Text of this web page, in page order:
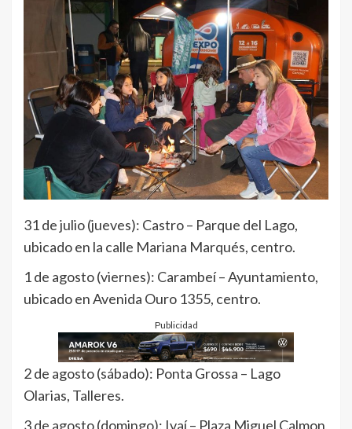
31 de julio (jueves): Castro – Parque del Lago,
ubicado en la calle Mariana Marqués, centro.
1 de agosto (viernes): Carambeí – Ayuntamiento,
ubicado en Avenida Ouro 1355, centro.
Publicidad
2 de agosto (sábado): Ponta Grossa – Lago
Olarias, Talleres.
3 de agosto (domingo): Ivaí – Plaza Miguel Calmon,